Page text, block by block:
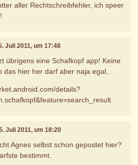
aller Rechtschreibfehler, ich speer
Juli 2011, um 17:48
übrigens eine Schafkopf app! Keine
das hier her darf aber naja egal..
details?
Juli 2011, um 18:20
Agnes selbst schon gepostet hier?
bestimmt.